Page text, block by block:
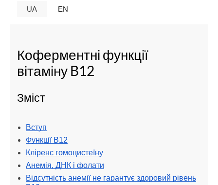
UA EN
Коферментні функції
вітаміну B12
Зміст
Вступ
Функції B12
Кліренс гомоцистеїну
Анемія, ДНК і фолати
Відсутність анемії не гарантує здоровий рівень